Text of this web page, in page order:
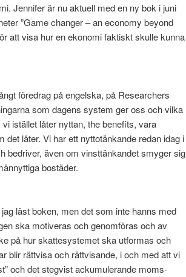
Jennifer är nu aktuell med en ny bok i juni
”Game changer – an economy beyond
att visa hur en ekonomi faktiskt skulle kunna
föredrag på engelska, på Researchers
som dagens system ger oss och vilka
istället låter nyttan, the benefits, vara
låter. Vi har ett nyttotänkande redan idag i
bedriver, även om vinsttänkandet smyger sig
bostäder.
läst boken, men det som inte hanns med
ska motiveras och genomföras och av
på hur skattesystemet ska utformas och
blir rättvisa och rättvisande, i och med att vi
och det stegvist ackumulerande moms-